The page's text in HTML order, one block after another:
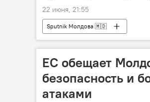
22 июня, 21:55
Sputnik Молдова 🇲🇩
ЕС обещает
безопасность и
атаками